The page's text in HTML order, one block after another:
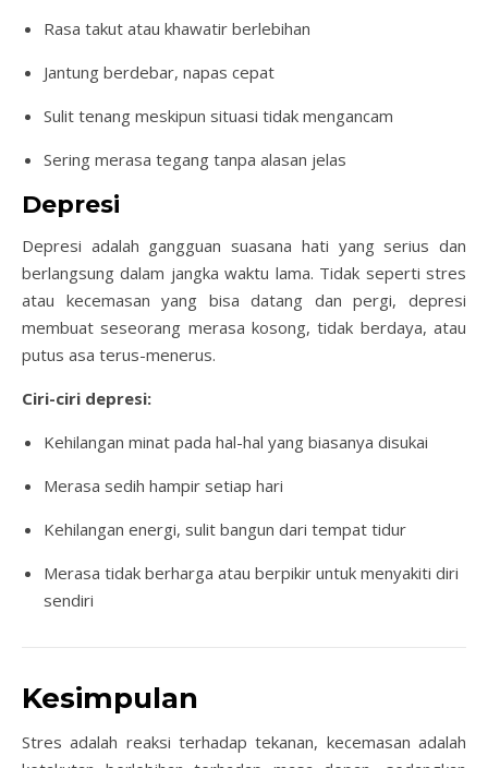
Rasa takut atau khawatir berlebihan
Jantung berdebar, napas cepat
Sulit tenang meskipun situasi tidak mengancam
Sering merasa tegang tanpa alasan jelas
Depresi
Depresi adalah gangguan suasana hati yang serius dan
berlangsung dalam jangka waktu lama. Tidak seperti stres
atau kecemasan yang bisa datang dan pergi, depresi
membuat seseorang merasa kosong, tidak berdaya, atau
putus asa terus-menerus.
Ciri-ciri depresi:
Kehilangan minat pada hal-hal yang biasanya disukai
Merasa sedih hampir setiap hari
Kehilangan energi, sulit bangun dari tempat tidur
Merasa tidak berharga atau berpikir untuk menyakiti diri
sendiri
Kesimpulan
Stres adalah reaksi terhadap tekanan, kecemasan adalah